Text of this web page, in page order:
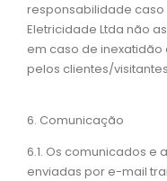
responsabilidade caso
Eletricidade Ltda não
em caso de
pelos clientes/
6. Comunicação
6.1. Os comunicados e
enviadas por e-mail